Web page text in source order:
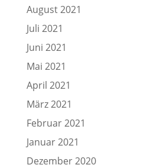
August 2021
Juli 2021
Juni 2021
Mai 2021
April 2021
März 2021
Februar 2021
Januar 2021
Dezember 2020